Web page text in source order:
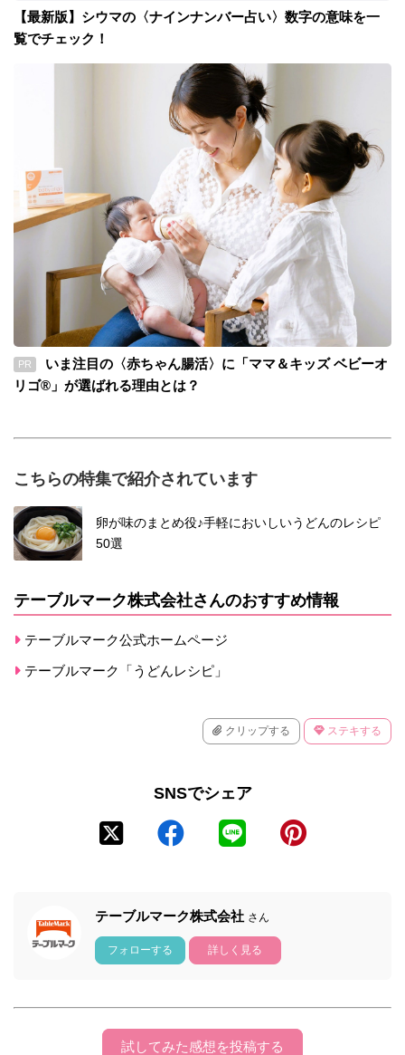
【最新版】シウマの〈ナインナンバー占い〉数字の意味を一
覧でチェック！
PR
いま注目の〈赤ちゃん腸活〉に「ママ＆キッズ ベビーオ
リゴ®」が選ばれる理由とは？
こちらの特集で紹介されています
卵が味のまとめ役♪手軽においしいうどんのレシピ
50選
テーブルマーク株式会社さんのおすすめ情報
テーブルマーク公式ホームページ
テーブルマーク「うどんレシピ」
クリップする ステキする
SNSでシェア
テーブルマーク株式会社 さん
フォローする 詳しく見る
試してみた感想を投稿する